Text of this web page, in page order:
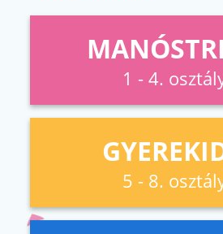
1 - 4.
5 - 8.